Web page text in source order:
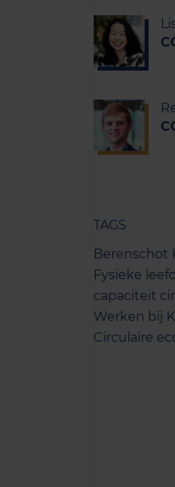
TAGS
Berenschot
Fysieke
capaciteit
Werken bij
Circulaire